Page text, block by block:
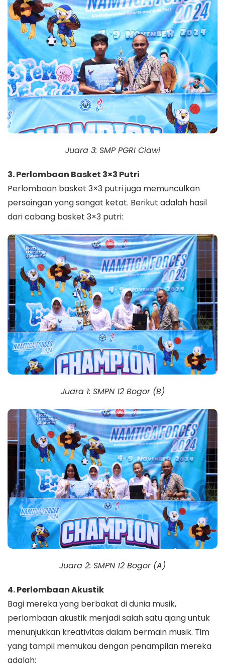
Juara 3: SMP PGRI Ciawi
3. Perlombaan Basket 3×3 Putri
Perlombaan basket 3×3 putri juga memunculkan
persaingan yang sangat ketat. Berikut adalah hasil
dari cabang basket 3×3 putri:
Juara 1: SMPN 12 Bogor (B)
Juara 2: SMPN 12 Bogor (A)
4. Perlombaan Akustik
Bagi mereka yang berbakat di dunia musik,
perlombaan akustik menjadi salah satu ajang untuk
menunjukkan kreativitas dalam bermain musik. Tim
yang tampil memukau dengan penampilan mereka
adalah: